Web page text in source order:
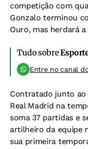
competição com
Gonzalo terminou
Ouro, mas herdará
Tudo sobre
Entre no canal
Contratado junto ao
Real Madrid na
soma 37 partidas e
artilheiro da equipe
sua primeira